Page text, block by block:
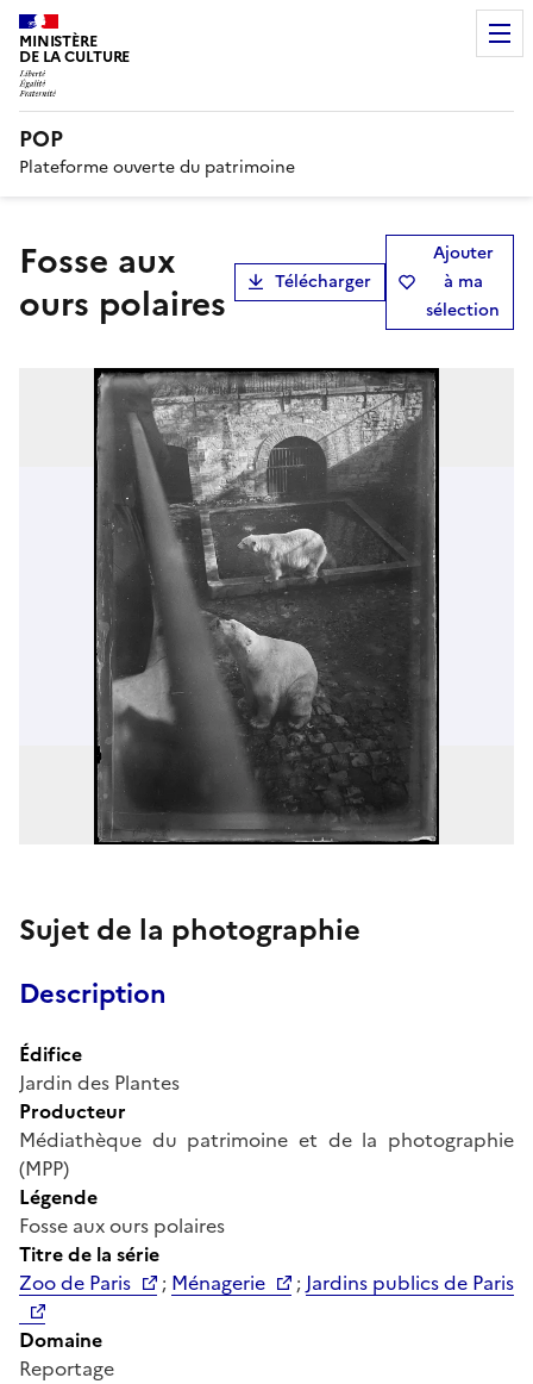
MINISTÈRE
DE LA CULTURE
POP
Plateforme ouverte du patrimoine
Fosse aux
ours polaires
Télécharger
Ajouter
à ma
sélection
Sujet de la photographie
Description
Édifice
Jardin des Plantes
Producteur
Médiathèque du patrimoine et de la photographie
(MPP)
Légende
Fosse aux ours polaires
Titre de la série
Zoo de Paris
; Ménagerie ; Jardins publics de Paris
Domaine
Reportage